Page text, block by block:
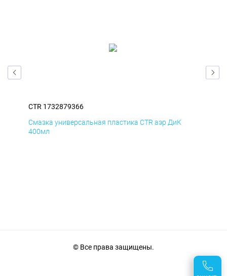
CTR 1732879366
Смазка универсальная пластика CTR аэр ДиК
400мл
© Все права защищены.